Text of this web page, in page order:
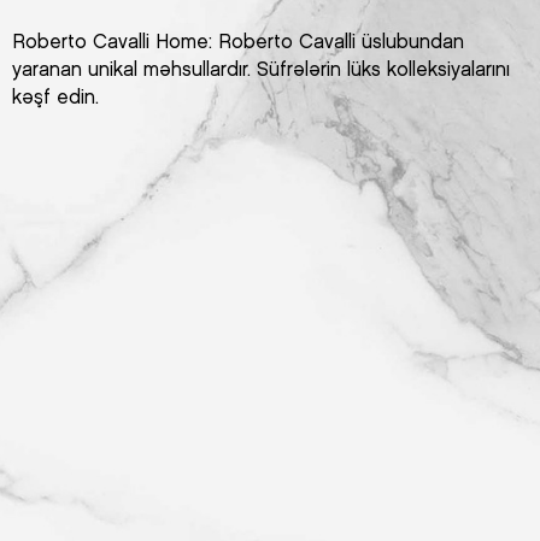
Roberto Cavalli Home: Roberto Cavalli üslubundan
yaranan unikal məhsullardır. Süfrələrin lüks kolleksiyalarını
kəşf edin.